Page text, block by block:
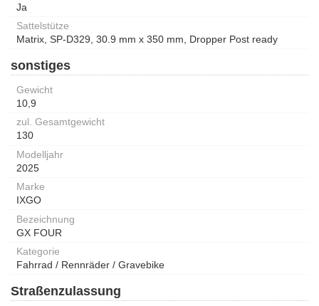
Ja
Sattelstütze
Matrix, SP-D329, 30.9 mm x 350 mm, Dropper Post ready
sonstiges
Gewicht
10,9
zul. Gesamtgewicht
130
Modelljahr
2025
Marke
IXGO
Bezeichnung
GX FOUR
Kategorie
Fahrrad / Rennräder / Gravebike
Straßenzulassung